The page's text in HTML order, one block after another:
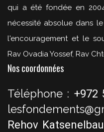
qui a été fondée en
nécessité absolue dans
l'encouragement et le
Rav Ovadia Yossef, Rav
Nos coordonnées
Téléphone : +972
Rehov